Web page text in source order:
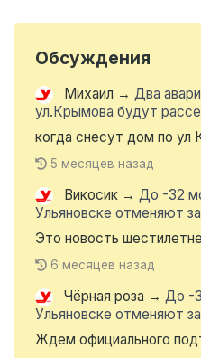
Обсуждения
Михаил → Два
ул.Крымова будут
когда снесут дом по
5 месяцев назад
Викосик → До -32
Ульяновске отменяют
Это новость
6 месяцев назад
Чёрная роза → До -
Ульяновске отменяют
Ждем официального